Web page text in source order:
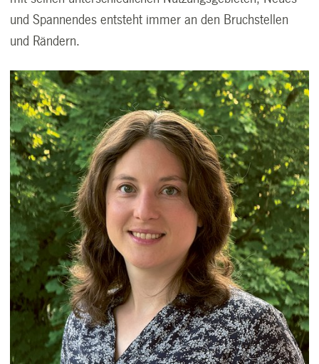
und Spannendes entsteht immer an den Bruchstellen
und Rändern.